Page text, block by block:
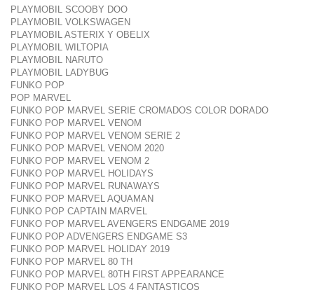
PLAYMOBIL SCOOBY DOO
PLAYMOBIL VOLKSWAGEN
PLAYMOBIL ASTERIX Y OBELIX
PLAYMOBIL WILTOPIA
PLAYMOBIL NARUTO
PLAYMOBIL LADYBUG
FUNKO POP
POP MARVEL
FUNKO POP MARVEL SERIE CROMADOS COLOR DORADO
FUNKO POP MARVEL VENOM
FUNKO POP MARVEL VENOM SERIE 2
FUNKO POP MARVEL VENOM 2020
FUNKO POP MARVEL VENOM 2
FUNKO POP MARVEL HOLIDAYS
FUNKO POP MARVEL RUNAWAYS
FUNKO POP MARVEL AQUAMAN
FUNKO POP CAPTAIN MARVEL
FUNKO POP MARVEL AVENGERS ENDGAME 2019
FUNKO POP ADVENGERS ENDGAME S3
FUNKO POP MARVEL HOLIDAY 2019
FUNKO POP MARVEL 80 TH
FUNKO POP MARVEL 80TH FIRST APPEARANCE
FUNKO POP MARVEL LOS 4 FANTASTICOS